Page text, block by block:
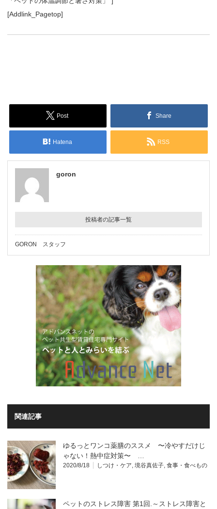
[Addlink_Pagetop]
Post Share
Hatena RSS
goron
投稿者の記事一覧
GORON スタッフ
関連記事
ゆるっとワンコ薬膳のススメ 〜冷やすだけじ
ゃない！熱中症対策〜 …
2020/8/18 しつけ・ケア 境谷真佐子 食事・食べもの
ペットのストレス障害 第1回.～ストレス障害と